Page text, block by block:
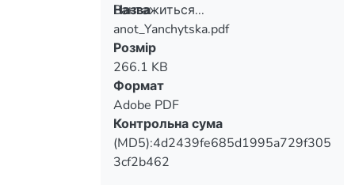
Вантажиться...
Вантажиться...
Назва
anot_Yanchytska.pdf
Розмір
266.1 KB
Формат
Adobe PDF
Контрольна сума
(MD5):4d2439fe685d1995a729f305
3cf2b462